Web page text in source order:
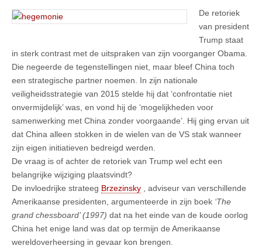
De retoriek
van president
Trump staat
in sterk contrast met de uitspraken van zijn voorganger Obama.
Die negeerde de tegenstellingen niet, maar bleef China toch
een strategische partner noemen. In zijn nationale
veiligheidsstrategie van 2015 stelde hij dat ‘confrontatie niet
onvermijdelijk’ was, en vond hij de ‘mogelijkheden voor
samenwerking met China zonder voorgaande’. Hij ging ervan uit
dat China alleen stokken in de wielen van de VS stak wanneer
zijn eigen initiatieven bedreigd werden.
De vraag is of achter de retoriek van Trump wel echt een
belangrijke wijziging plaatsvindt?
De invloedrijke strateeg Brzezinsky , adviseur van verschillende
Amerikaanse presidenten, argumenteerde in zijn boek ‘The
grand chessboard’ (1997) dat na het einde van de koude oorlog
China het enige land was dat op termijn de Amerikaanse
wereldoverheersing in gevaar kon brengen.